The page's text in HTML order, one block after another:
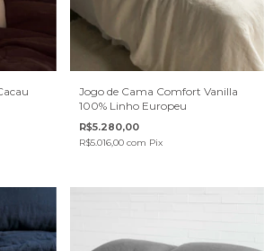
Jogo de Cama Comfort Vanilla
100% Linho Europeu
R$5.280,00
R$5.016,00 com Pix